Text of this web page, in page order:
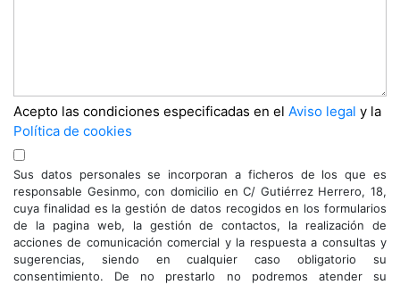
Acepto las condiciones especificadas en el Aviso legal y la
Política de cookies
Sus datos personales se incorporan a ficheros de los que es
responsable Gesinmo, con domicilio en C/ Gutiérrez Herrero, 18,
cuya finalidad es la gestión de datos recogidos en los formularios
de la pagina web, la gestión de contactos, la realización de
acciones de comunicación comercial y la respuesta a consultas y
sugerencias, siendo en cualquier caso obligatorio su
consentimiento. De no prestarlo no podremos atender su